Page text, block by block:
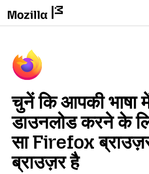
चुनें कि आपकी भाषा
डाउनलोड करने के
सा Firefox
ब्राउज़र है